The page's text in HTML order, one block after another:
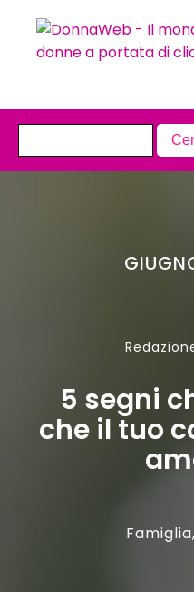
5 segni
che il tuo
Famiglia,